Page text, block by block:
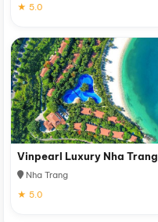
★ 5.0
Vinpearl Luxury Nha Trang
Nha Trang
★ 5.0